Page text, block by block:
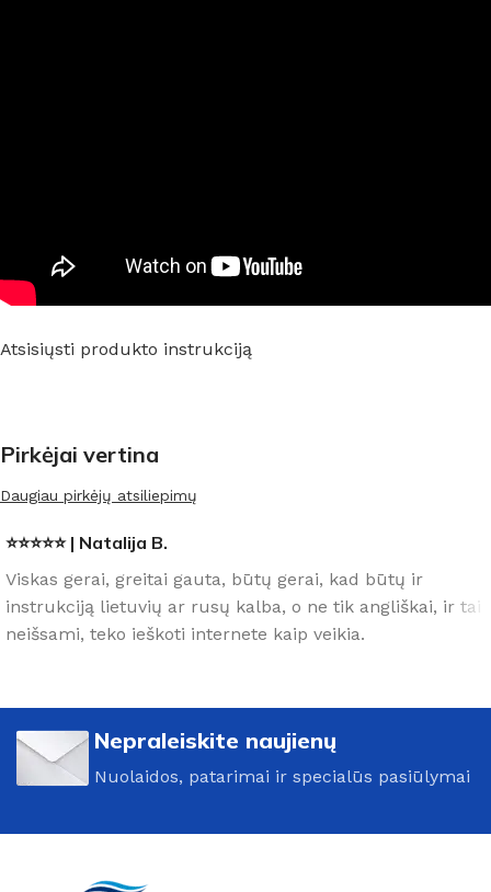
Atsisiųsti produkto instrukciją
Pirkėjai vertina
Daugiau pirkėjų atsiliepimų
⭐⭐⭐⭐⭐ | Natalija B.
Viskas gerai, greitai gauta, būtų gerai, kad būtų ir
instrukciją lietuvių ar rusų kalba, o ne tik angliškai, ir tai
neišsami, teko ieškoti internete kaip veikia.
Nepraleiskite naujienų
Nuolaidos, patarimai ir specialūs pasiūlymai